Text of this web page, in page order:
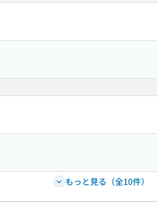
もっと見る（全10件）